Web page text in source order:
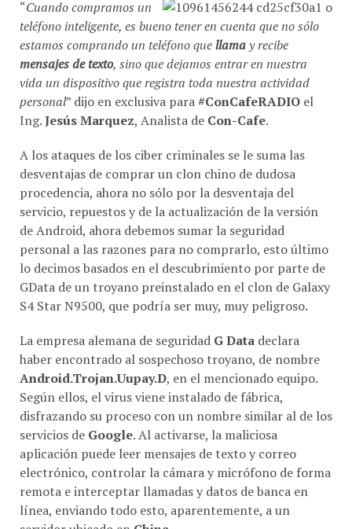
teléfono inteligente, es bueno tener en cuenta que no sólo
estamos comprando un teléfono quellamay recibe
mensajes de texto, sino que dejamos entrar en nuestra
vida un dispositivo que registra toda nuestra actividad
personal” dijo en exclusiva para#ConCafeRADIOel
Ing.Jesús Marquez, Analista deCon-Cafe.
desventajas de comprar un clon chino de dudosa
procedencia, ahora no sólo por la desventaja del
servicio, repuestos y de la actualización de la versión
de Android, ahora debemos sumar la seguridad
personal a las razones para no comprarlo, esto último
lo decimos basados en el descubrimiento por parte de
GData de un troyano preinstalado en el clon de Galaxy
S4 Star N9500, que podría ser muy, muy peligroso.
haber encontrado al sospechoso troyano, de nombre
Android.Trojan.Uupay.D, en el mencionado equipo.
Según ellos, el virus viene instalado de fábrica,
disfrazando su proceso con un nombre similar al de los
servicios de Google. Al activarse, la maliciosa
aplicación puede leer mensajes de texto y correo
electrónico, controlar la cámara y micrófono de forma
remota e interceptar llamadas y datos de banca en
línea, enviando todo esto, aparentemente, a un
servidor ubicado enChina .